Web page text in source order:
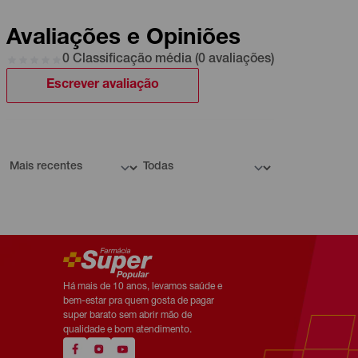
Avaliações e Opiniões
0 Classificação média (0 avaliações)
Escrever avaliação
Há mais de 10 anos, levamos saúde e
bem-estar pra quem gosta de pagar
super barato sem abrir mão de
qualidade e bom atendimento.